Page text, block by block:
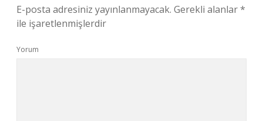
E-posta adresiniz yayınlanmayacak. Gerekli alanlar*
ile işaretlenmişlerdir
Yorum